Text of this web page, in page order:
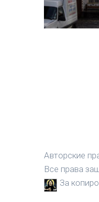
Авторские
Все права
За